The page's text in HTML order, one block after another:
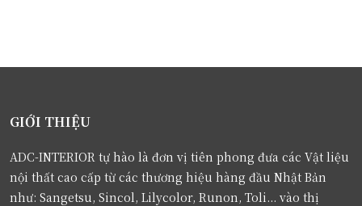
GIỚI THIỆU
ADC-INTERIOR tự hào là đơn vị tiên phong đưa các Vật liệu
nội thất cao cấp từ các thương hiệu hàng đầu Nhật Bản
như: Sangetsu, Sincol, Lilycolor, Runon, Toli... vào thị